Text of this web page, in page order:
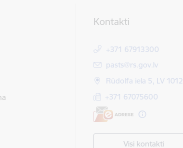
Kontakti
+371 67913300
E-pasts:
pasts@rs.gov.lv
Rūdolfa iela 5, LV 1012
+371 67075600
Visi kontakti